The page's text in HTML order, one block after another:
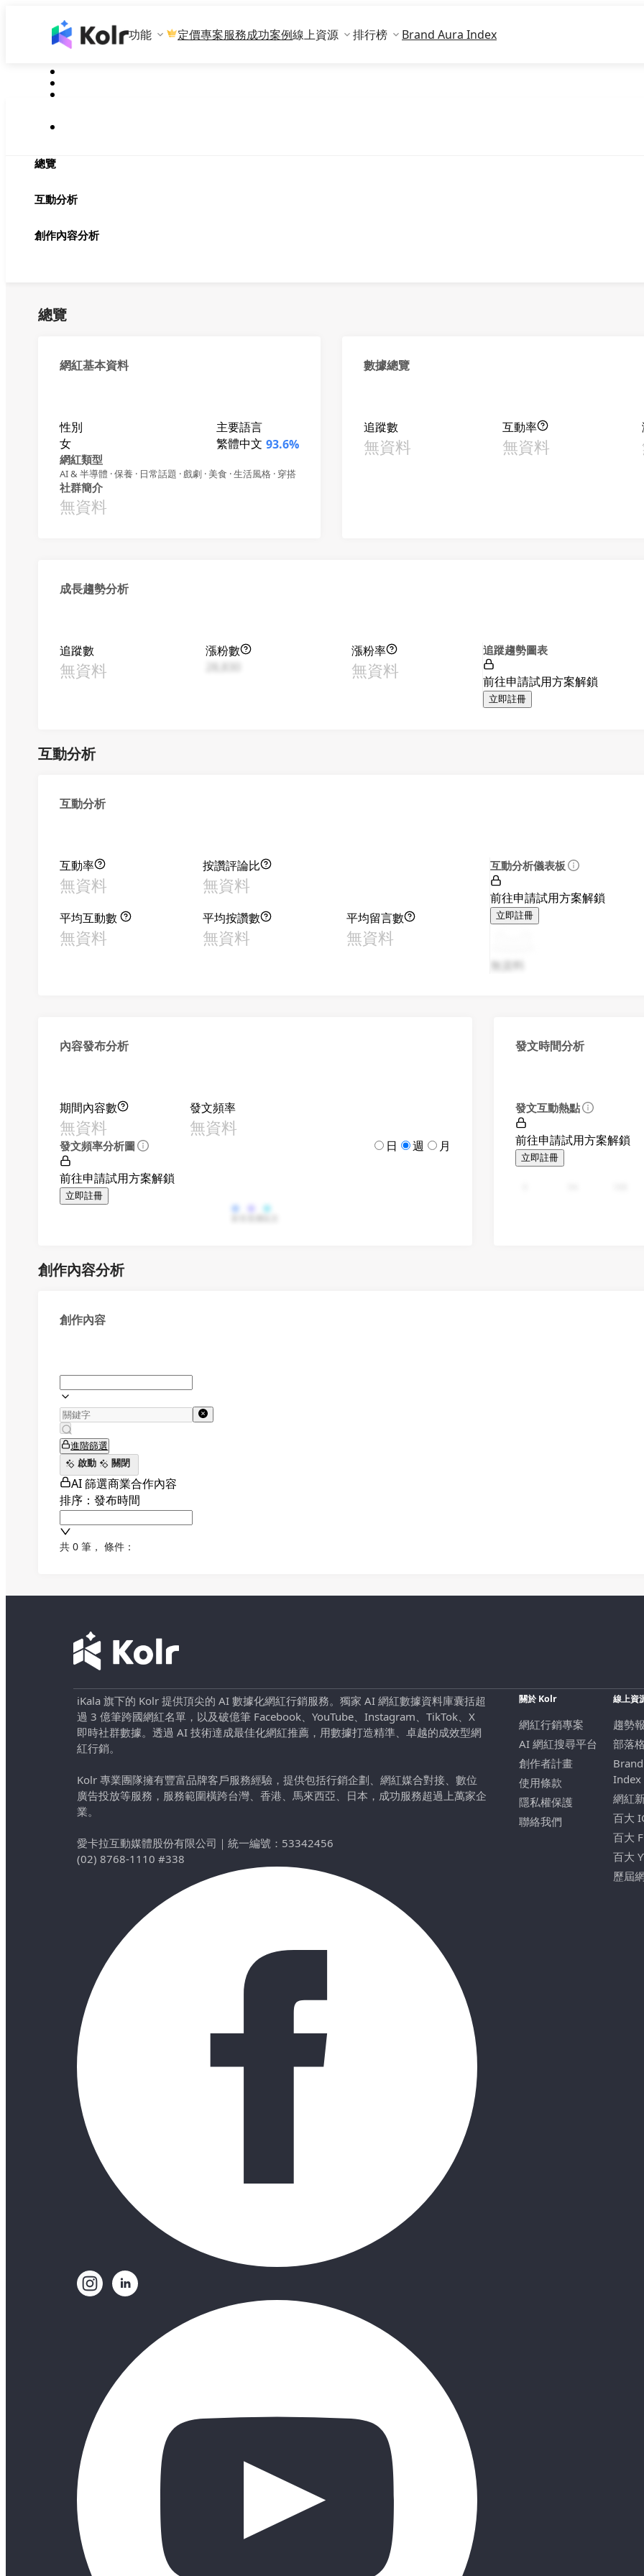
功能 定價專案服務成功案例線上資源 排行榜 Brand Aura Index
總覽
互動分析
創作內容分析
總覽
網紅基本資料
性別
女
主要語言
繁體中文 93.6%
網紅類型
AI & 半導體 · 保養 · 日常話題 · 戲劇 · 美食 · 生活風格 · 穿搭
社群簡介
無資料
數據總覽
追蹤數
無資料
互動率
無資料
成長趨勢分析
追蹤數
無資料
漲粉數
漲粉率
無資料
追蹤趨勢圖表
前往申請試用方案解鎖
立即註冊
互動分析
互動分析
互動率
無資料
按讚評論比
無資料
平均互動數
無資料
平均按讚數
無資料
平均留言數
無資料
互動分析儀表板
前往申請試用方案解鎖
立即註冊
無資料
內容發布分析
期間內容數
無資料
發文頻率
無資料
發文頻率分析圖 日 週 月
前往申請試用方案解鎖
立即註冊
發文時間分析
發文互動熱點
前往申請試用方案解鎖
立即註冊
創作內容分析
創作內容
進階篩選
啟動
關閉
AI 篩選商業合作內容
排序：發布時間
共 0 筆 ， 條件：
iKala 旗下的 Kolr 提供頂尖的 AI 數據化網紅行銷服務。獨家 AI 網紅數據資料庫囊括超
過 3 億筆跨國網紅名單，以及破億筆 Facebook、YouTube、Instagram、TikTok、X
即時社群數據。透過 AI 技術達成最佳化網紅推薦，用數據打造精準、卓越的成效型網
紅行銷。
Kolr 專業團隊擁有豐富品牌客戶服務經驗，提供包括行銷企劃、網紅媒合對接、數位
廣告投放等服務，服務範圍橫跨台灣、香港、馬來西亞、日本，成功服務超過上萬家企
業。
愛卡拉互動媒體股份有限公司 ｜ 統一編號：53342456
(02) 8768-1110 #338
關於 Kolr
網紅行銷專案
AI 網紅搜尋平台
創作者計畫
使用條款
隱私權保護
聯絡我們
線上資
趨勢
部落格
Index
網紅
百大
百大
百大
歷屆